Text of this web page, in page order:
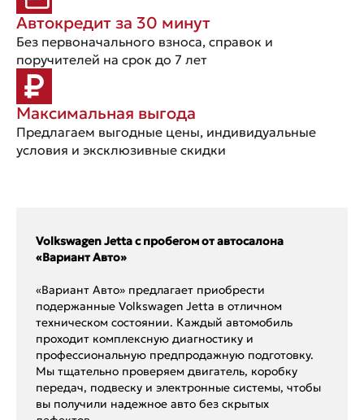
Автокредит за 30 минут
Без первоначального взноса, справок и
поручителей на срок до 7 лет
Максимальная выгода
Предлагаем выгодные цены, индивидуальные
условия и эксклюзивные скидки
Volkswagen Jetta с пробегом от автосалона
«Вариант Авто»
«Вариант Авто» предлагает приобрести
подержанные Volkswagen Jetta в отличном
техническом состоянии. Каждый автомобиль
проходит комплексную диагностику и
профессиональную предпродажную подготовку.
Мы тщательно проверяем двигатель, коробку
передач, подвеску и электронные системы, чтобы
вы получили надежное авто без скрытых